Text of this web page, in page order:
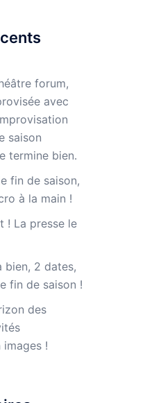
forum,
avec
saison
termine bien.
fin de saison,
à la main !
! La presse le
bien, 2 dates,
fin de saison !
des
images !